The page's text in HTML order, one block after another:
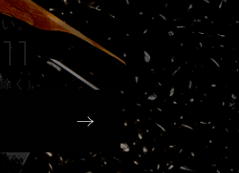
。
く）